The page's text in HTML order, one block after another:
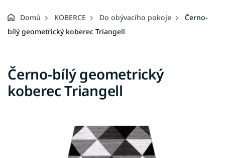
Domů KOBERCE Do obývacího pokoje
Černo-
bílý geometrický koberec Triangell
Černo-bílý geometrický
koberec Triangell